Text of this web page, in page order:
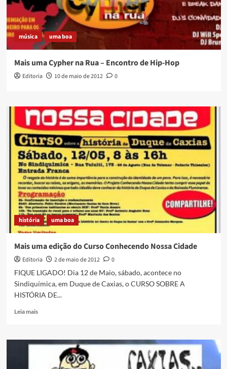
música uma boa
Mais uma Cypher na Rua – Encontro de Hip-Hop
Editoria 10 de maio de 2012 0
história uma boa
Mais uma edição do Curso Conhecendo Nossa Cidade
Editoria 2 de maio de 2012
0
FIQUE LIGADO! Dia 12 de Maio, sábado, acontece no
Sindiquímica, em Duque de Caxias, o CURSO SOBRE A
HISTÓRIA DE...
Leia maisRead
Mais